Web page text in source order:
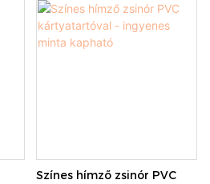
Színes hímző zsinór PVC